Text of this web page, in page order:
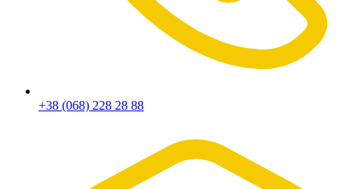
+38 (068) 228 28 88